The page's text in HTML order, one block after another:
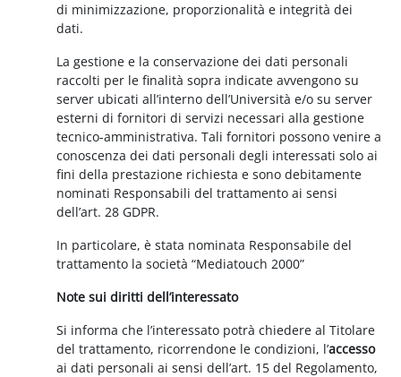
di minimizzazione, proporzionalità e integrità dei
dati.
La gestione e la conservazione dei dati personali
raccolti per le finalità sopra indicate avvengono su
server ubicati all’interno dell’Università e/o su server
esterni di fornitori di servizi necessari alla gestione
tecnico-amministrativa. Tali fornitori possono venire a
conoscenza dei dati personali degli interessati solo ai
fini della prestazione richiesta e sono debitamente
nominati Responsabili del trattamento ai sensi
dell’art. 28 GDPR.
In particolare, è stata nominata Responsabile del
trattamento la società “Mediatouch 2000”
Note sui diritti dell’interessato
Si informa che l’interessato potrà chiedere al Titolare
del trattamento, ricorrendone le condizioni, l’accesso
ai dati personali ai sensi dell’art. 15 del Regolamento,